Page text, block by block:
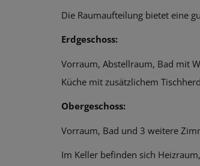
Die Raumaufteilung bietet eine
Erdgeschoss:
Vorraum, Abstellraum, Bad mit
Küche mit zusätzlichem
Obergeschoss:
Vorraum, Bad und 3 weitere
Im Keller befinden sich